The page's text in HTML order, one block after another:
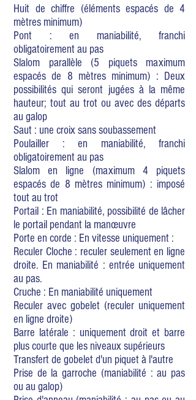
Huit de chiffre (éléments espacés de 4
mètres minimum)
Pont : en maniabilité, franchi
obligatoirement au pas
Slalom parallèle (5 piquets maximum
espacés de 8 mètres minimum) : Deux
possibilités qui seront jugées à la même
hauteur; tout au trot ou avec des départs
au galop
Saut : une croix sans soubassement
Poulailler : en maniabilité, franchi
obligatoirement au pas
Slalom en ligne (maximum 4 piquets
espacés de 8 mètres minimum) : imposé
tout au trot
Portail : En maniabilité, possibilité de lâcher
le portail pendant la manœuvre
Porte en corde : En vitesse uniquement :
Reculer Cloche : reculer seulement en ligne
droite. En maniabilité : entrée uniquement
au pas.
Cruche : En maniabilité uniquement
Reculer avec gobelet (reculer uniquement
en ligne droite)
Barre latérale : uniquement droit et barre
plus courte que les niveaux supérieurs
Transfert de gobelet d'un piquet à l'autre
Prise de la garroche (maniabilité : au pas
ou au galop)